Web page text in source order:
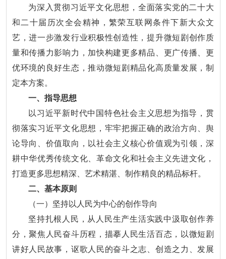
为深入贯彻习近平文化思想，全面落实党的二十大
和二十届历次全会精神，繁荣互联网条件下新大众文
艺，进一步激发行业积极性创造性，提升微短剧创作质
量和传播力影响力，加快构建更多精品、更广传播、更
优环境的良好生态，推动微短剧精品化高质量发展，制
定本方案。
一、指导思想
以习近平新时代中国特色社会主义思想为指导，贯
彻落实习近平文化思想，牢牢把握正确的政治方向、舆
论导向、价值取向，以社会主义核心价值观为引领，深
耕中华优秀传统文化、革命文化和社会主义先进文化，
打造更多思想精深、艺术精湛、制作精良的精品标杆。
二、基本原则
（一）坚持以人民为中心的创作导向
坚持扎根人民，从人民生产生活实践中汲取创作养
分，聚焦人民奋斗历程，描摹人民生活百态，以微短剧
讲好人民故事，讴歌人民的奋斗之志、创造之力、发展